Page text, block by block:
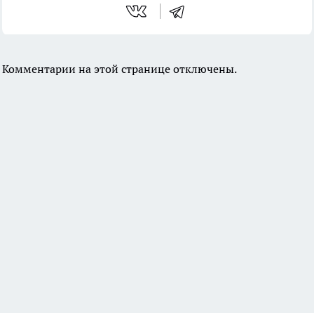
Комментарии на этой странице отключены.